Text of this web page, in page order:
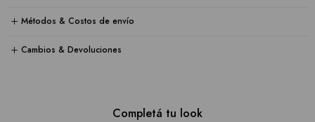
Métodos & Costos de envío
Cambios & Devoluciones
Completá tu look